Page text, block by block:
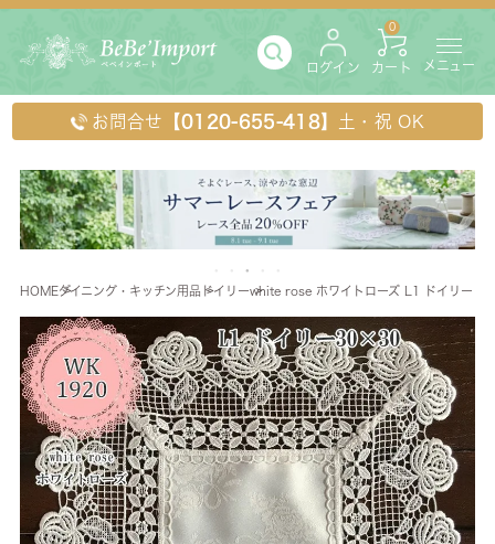
ログイン カート
0
メニュー
お問合せ 【0120-655-418】 土・祝 OK
HOMEダイニング・キッチン用品 ドイリーwhite rose ホワイトローズ L1 ドイリー